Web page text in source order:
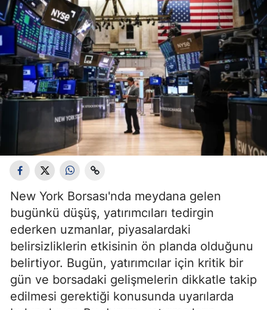
New York Borsası'nda meydana gelen
bugünkü düşüş, yatırımcıları tedirgin
ederken uzmanlar, piyasalardaki
belirsizliklerin etkisinin ön planda olduğunu
belirtiyor. Bugün, yatırımcılar için kritik bir
gün ve borsadaki gelişmelerin dikkatle takip
edilmesi gerektiği konusunda uyarılarda